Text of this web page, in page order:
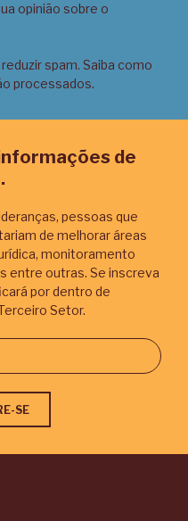
opinião sobre o
spam. Saiba como
processados.
de
pessoas que
de melhorar áreas
monitoramento
entre outras. Se inscreva
por dentro de
Setor.